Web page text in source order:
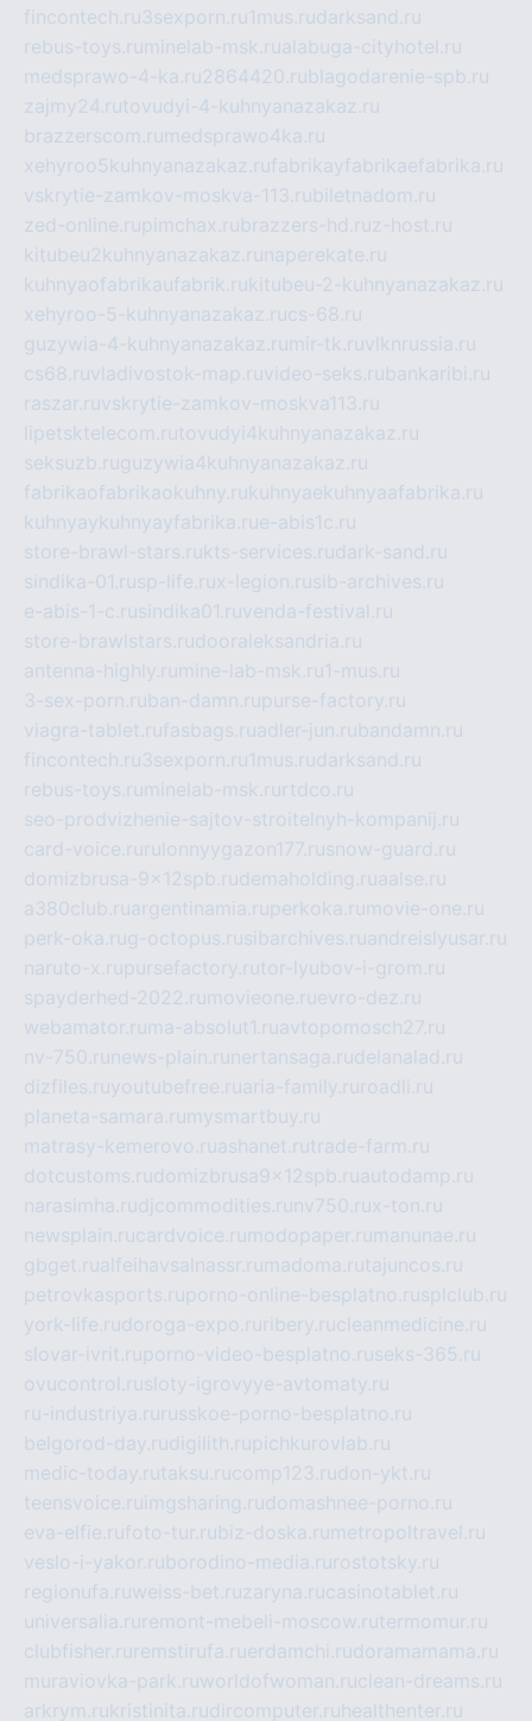
fincontech.ru3sexporn.ru1mus.rudarksand.ru
rebus-toys.ru minelab-msk.rualabuga-cityhotel.ru
medsprawo-4-ka.ru2864420.rublagodarenie-spb.ru
zajmy24.rutovudyi-4-kuhnyanazakaz.ru
brazzerscom.ru medsprawo4ka.ru
xehyroo5kuhnyanazakaz.rufabrikayfabrikaefabrika.ru
vskrytie-zamkov-moskva-113.rubiletnadom.ru
zed-online.rupimchax.rubrazzers-hd.ruz-host.ru
kitubeu2kuhnyanazakaz.ru naperekate.ru
kuhnyaofabrikaufabrik.rukitubeu-2-kuhnyanazakaz.ru
xehyroo-5-kuhnyanazakaz.rucs-68.ru
guzywia-4-kuhnyanazakaz.ru mir-tk.ruvlknrussia.ru
cs68.ruvladivostok-map.ruvideo-seks.rubankaribi.ru
raszar.ruvskrytie-zamkov-moskva113.ru
lipetsktelecom.rutovudyi4kuhnyanazakaz.ru
seksuzb.ruguzywia4kuhnyanazakaz.ru
fabrikaofabrikaokuhny.rukuhnyaekuhnyaafabrika.ru
kuhnyaykuhnyayfabrika.rue-abis1c.ru
store-brawl-stars.rukts-services.rudark-sand.ru
sindika-01.rusp-life.rux-legion.rusib-archives.ru
e-abis-1-c.rusindika01.ruvenda-festival.ru
store-brawlstars.rudooraleksandria.ru
antenna-highly.ru mine-lab-msk.ru1-mus.ru
3-sex-porn.ruban-damn.rupurse-factory.ru
viagra-tablet.rufasbags.ruadler-jun.rubandamn.ru
fincontech.ru3sexporn.ru1mus.rudarksand.ru
rebus-toys.ru minelab-msk.ru rtdco.ru
seo-prodvizhenie-sajtov-stroitelnyh-kompanij.ru
card-voice.ru rulonnyygazon177.rusnow-guard.ru
domizbrusa-9x12spb.rudemaholding.ruaalse.ru
a380club.ruargentinamia.ruperkoka.ru movie-one.ru
perk-oka.rug-octopus.rusibarchives.ruandreislyusar.ru
naruto-x.rupursefactory.rutor-lyubov-i-grom.ru
spayderhed-2022.ru movieone.ruevro-dez.ru
webamator.ru ma-absolut1.ruavtopomosch27.ru
nv-750.ru news-plain.ru nertansaga.rudelanalad.ru
dizfiles.ruyoutubefree.ruaria-family.ru roadli.ru
planeta-samara.ru mysmartbuy.ru
matrasy-kemerovo.ruashanet.rutrade-farm.ru
dotcustoms.rudomizbrusa9x12spb.ruautodamp.ru
narasimha.rudjcommodities.ru nv750.rux-ton.ru
newsplain.rucardvoice.ru modopaper.ru manunae.ru
gbget.rualfeihavsalnassr.ru madoma.rutajuncos.ru
petrovkasports.ruporno-online-besplatno.rusplclub.ru
york-life.rudoroga-expo.ru ribery.rucleanmedicine.ru
slovar-ivrit.ruporno-video-besplatno.ruseks-365.ru
ovucontrol.rusloty-igrovyye-avtomaty.ru
ru-industriya.ru russkoe-porno-besplatno.ru
belgorod-day.rudigilith.rupichkurovlab.ru
medic-today.rutaksu.rucomp123.rudon-ykt.ru
teensvoice.ru imgsharing.rudomashnee-porno.ru
eva-elfie.rufoto-tur.rubiz-doska.ru metropoltravel.ru
veslo-i-yakor.ruborodino-media.ru rostotsky.ru
regionufa.ruweiss-bet.ruzaryna.rucasinotablet.ru
universalia.ru remont-mebeli-moscow.rutermomur.ru
clubfisher.ru remstirufa.ruerdamchi.rudoramamama.ru
muraviovka-park.ruworldofwoman.ruclean-dreams.ru
arkrym.rukristinita.rudircomputer.ru healthenter.ru